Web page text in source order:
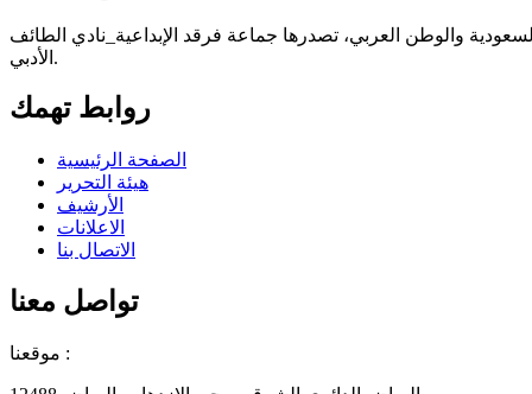
والوطن العربي، تصدرها جماعة فرقد الإبداعية_نادي الطائف
الأدبي.
روابط تهمك
الصفحة الرئيسية
هيئة التحرير
الأرشيف
الاعلانات
الاتصال بنا
تواصل معنا
موقعنا :